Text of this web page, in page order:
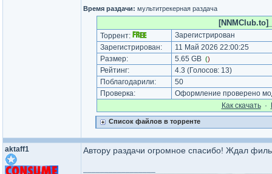
Время раздачи: мультитрекерная раздача
Торрент:
Зарегистрирован
Зарегистрирован:
11 Май 2026 22:00:25
Размер:
5.65 GB ()
Рейтинг: 4.3 (Голосов: 13)
Поблагодарили:
50
Проверка:
Оформление проверено
Как cкачать·
Список файлов в торренте
aktaff1 Автору раздачи огромное спасибо! Ждал